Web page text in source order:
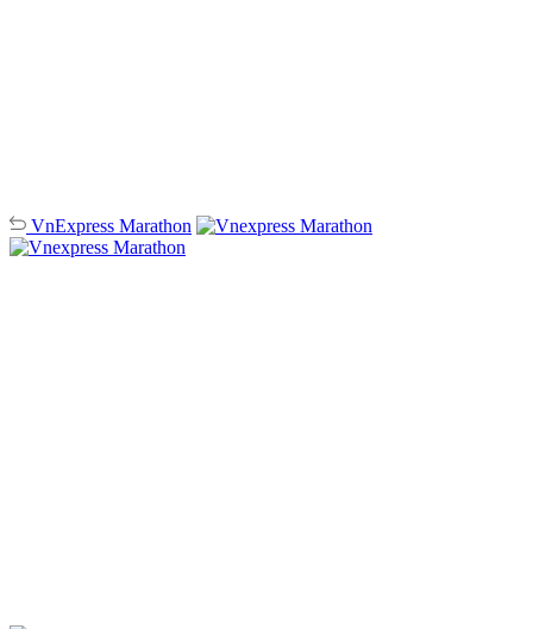
VnExpress Marathon